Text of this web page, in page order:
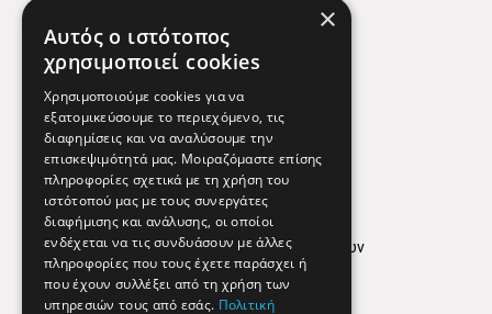
Χρήσιμα Τηλέφωνα
Εφημερεύοντα Φαρμακεία
Απόρρητο
Όροι Χρήσης
Πολιτική προστασίας δεδομένων
Findhere
×
Αυτός ο ιστότοπος
χρησιμοποιεί cookies
Χρησιμοποιούμε cookies για να
εξατομικεύσουμε το περιεχόμενο, τις
διαφημίσεις και να αναλύσουμε την
επισκεψιμότητά μας. Μοιραζόμαστε επίσης
πληροφορίες σχετικά με τη χρήση του
ιστότοπού μας με τους συνεργάτες
διαφήμισης και ανάλυσης, οι οποίοι
ενδέχεται να τις συνδυάσουν με άλλες
πληροφορίες που τους έχετε παράσχει ή
που έχουν συλλέξει από τη χρήση των
υπηρεσιών τους από εσάς. Πολιτική